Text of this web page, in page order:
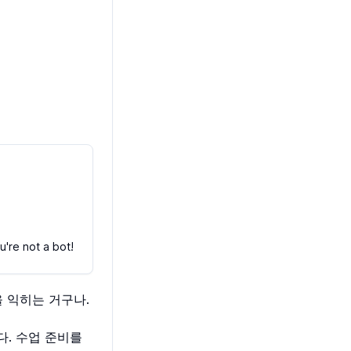
not a bot!
익히는 거구나.
. 수업 준비를